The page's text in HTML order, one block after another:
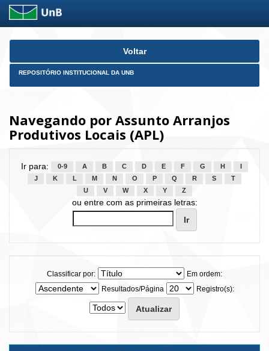
Skip
Voltar
REPOSITÓRIO INSTITUCIONAL DA UNB
Navegando por Assunto Arranjos
Produtivos Locais (APL)
Ir para: 0-9 A B C D E F G H
J
K L M N O P Q R S
T
U
V W X Y Z
ou entre com as primeiras letras:
Classificar por:
Em ordem:
Resultados/Página
Registro(s):